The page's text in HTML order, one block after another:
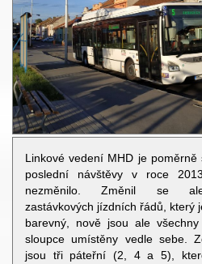
Linkové vedení MHD je poměrně
poslední návštěvy v roce
nezměnilo. Změnil se
zastávkových jízdních řádů, který
barevný, nově jsou ale
sloupce umístěny vedle sebe.
jsou tři páteřní (2, 4 a 5),